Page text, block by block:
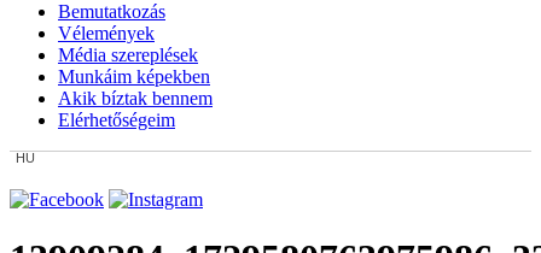
Bemutatkozás
Vélemények
Média szereplések
Munkáim képekben
Akik bíztak bennem
Elérhetőségeim
HU